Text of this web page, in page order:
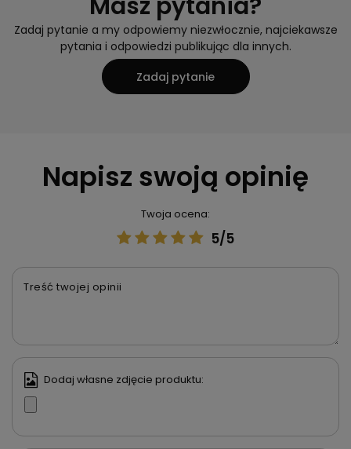
Zadaj pytanie a my odpowiemy niezwłocznie, najciekawsze
pytania i odpowiedzi publikując dla innych.
Zadaj pytanie
Napisz swoją opinię
Twoja ocena:
5/5
Treść twojej opinii
Dodaj własne zdjęcie produktu: